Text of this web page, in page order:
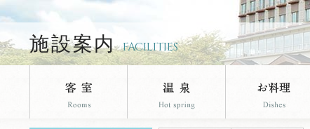
施設案内 FACILITIES